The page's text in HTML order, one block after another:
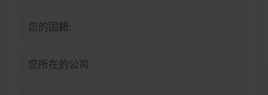
您的国籍:
您所在的公司: